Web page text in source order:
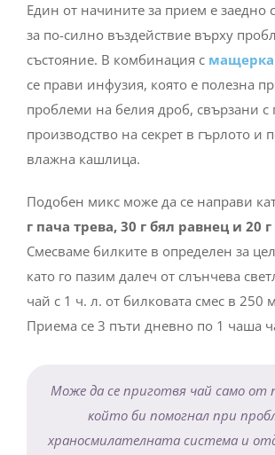
Един от начините за прием е заедно
за по-силно въздействие върху
състояние. В комбинация с мащерка
се прави инфузия, която е полезна
проблеми на белия дроб, свързани с
производство на секрет в гърлото и
влажна кашлица.
Подобен микс може да се направи
г пача трева, 30 г бял равнец и 20
Смесваме билките в определен за
като го пазим далеч от слънчева
чай с 1 ч. л. от билковата смес в 250
Приема се 3 пъти дневно по 1 чаша
Може да се приготвя чай само от
който би помогнал при
храносмилателната система и